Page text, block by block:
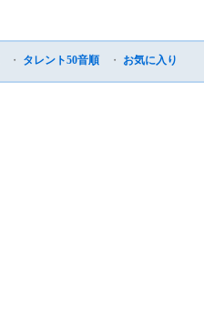
・ タレント50音順 ・ お気に入り